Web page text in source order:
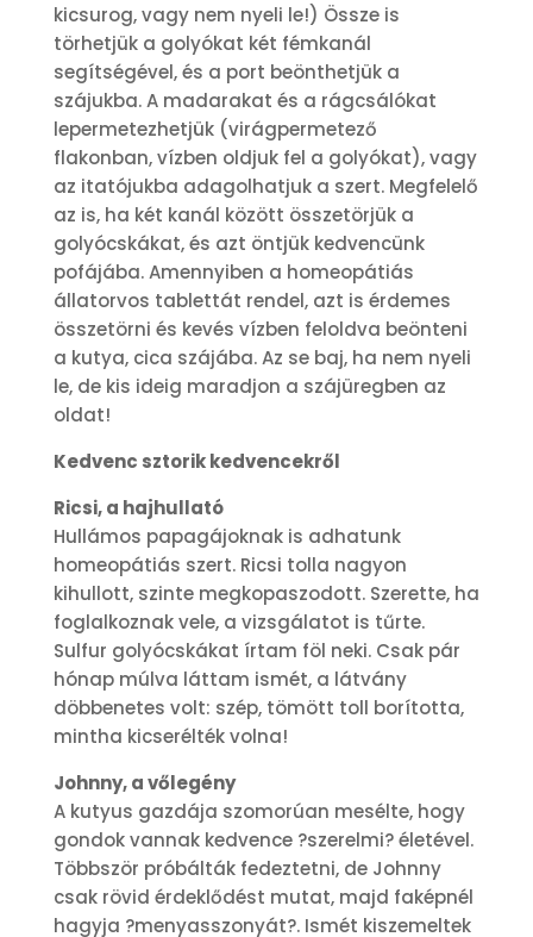
kicsurog, vagy nem nyeli le!) Össze is
törhetjük a golyókat két fémkanál
segítségével, és a port beönthetjük a
szájukba. A madarakat és a rágcsálókat
lepermetezhetjük (virágpermetező
flakonban, vízben oldjuk fel a golyókat), vagy
az itatójukba adagolhatjuk a szert. Megfelelő
az is, ha két kanál között összetörjük a
golyócskákat, és azt öntjük kedvencünk
pofájába. Amennyiben a homeopátiás
állatorvos tablettát rendel, azt is érdemes
összetörni és kevés vízben feloldva beönteni
a kutya, cica szájába. Az se baj, ha nem nyeli
le, de kis ideig maradjon a szájüregben az
oldat!
Kedvenc sztorik kedvencekről
Ricsi, a hajhullató
Hullámos papagájoknak is adhatunk
homeopátiás szert. Ricsi tolla nagyon
kihullott, szinte megkopaszodott. Szerette, ha
foglalkoznak vele, a vizsgálatot is tűrte.
Sulfur golyócskákat írtam föl neki. Csak pár
hónap múlva láttam ismét, a látvány
döbbenetes volt: szép, tömött toll borította,
mintha kicserélték volna!
Johnny, a vőlegény
A kutyus gazdája szomorúan mesélte, hogy
gondok vannak kedvence ?szerelmi? életével.
Többször próbálták fedeztetni, de Johnny
csak rövid érdeklődést mutat, majd faképnél
hagyja ?menyasszonyát?. Ismét kiszemeltek